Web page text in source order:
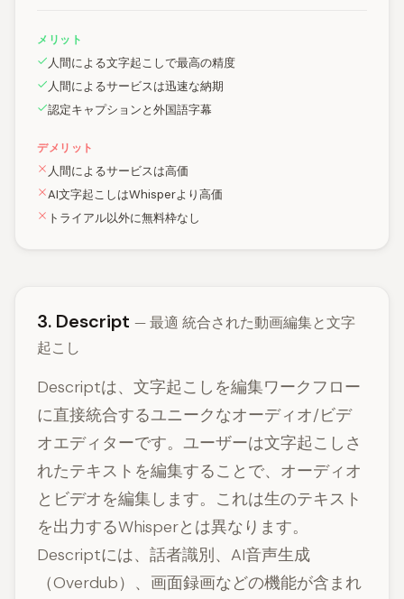
メリット
人間による文字起こしで最高の精度
人間によるサービスは迅速な納期
認定キャプションと外国語字幕
デメリット
人間によるサービスは高価
AI文字起こしはWhisperより高価
トライアル以外に無料枠なし
3. Descript — 最適 統合された動画編集と文字
起こし
Descriptは、文字起こしを編集ワークフロー
に直接統合するユニークなオーディオ/ビデ
オエディターです。ユーザーは文字起こしさ
れたテキストを編集することで、オーディオ
とビデオを編集します。これは生のテキスト
を出力するWhisperとは異なります。
Descriptには、話者識別、AI音声生成
（Overdub）、画面録画などの機能が含まれ